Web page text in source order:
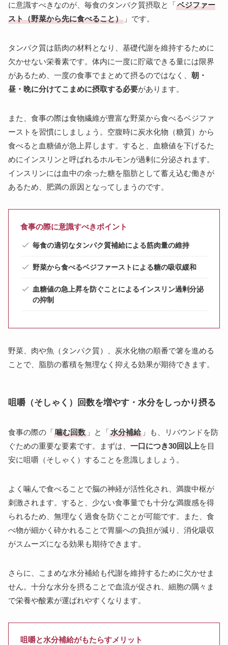
に意識すべきなのが、毎食のタンパク質摂取と「ベジファー
スト（野菜から先に食べること） 」です。
タンパク質は筋肉の材料となり、基礎代謝を維持するために
欠かせない栄養素です。体内に一度に貯蔵できる量には限界
があるため、一度の食事でまとめて摂るのではなく、 朝・
昼・晩に分けてこまめに摂取する必要があります。
また、食事の際は食物繊維が豊富な野菜から食べるベジファ
ーストを習慣にしましょう。空腹時に炭水化物（糖質）から
食べると血糖値が急上昇します。すると、血糖値を下げるた
めにインスリンと呼ばれるホルモンが過剰に分泌されます。
インスリンには血中の余った糖を脂肪として蓄え込む働きが
あるため、肥満の原因となってしまうのです。
食事の際に意識すべきポイント
毎食の適切なタンパク質補給による筋肉量の維持
野菜から食べるベジファーストによる糖の吸収緩和
血糖値の急上昇を防ぐことによるインスリン過剰分泌
の抑制
野菜、肉や魚（タンパク質）、炭水化物の順番で箸を進める
ことで、脂肪の蓄積を無理なく抑える効果が期待できます。
咀嚼（そしゃく）回数を増やす・水分をしっかり摂る
食事の際の「噛む回数 」と「水分補給 」も、リバウンドを防
ぐための重要な要素です。まずは、 一口につき30回以上を目
安に咀嚼（そしゃく）することを意識しましょう。
よく噛んで食べることで脳の神経が活性化され、満腹中枢が
刺激されます。すると、少ない食事量でも十分な満腹感を得
られるため、無理なく過食を防ぐことが可能です。また、食
べ物が細かく砕かれることで胃腸への負担が減り、消化吸収
がスムーズになる効果も期待できます。
さらに、こまめな水分補給も代謝を維持するために欠かせま
せん。十分な水分を摂ることで血流が促され、細胞の隅々ま
で栄養や酸素が運ばれやすくなります。
咀嚼と水分補給がもたらすメリット